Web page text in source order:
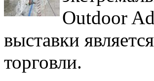
Outdoor
выставки
торговли.